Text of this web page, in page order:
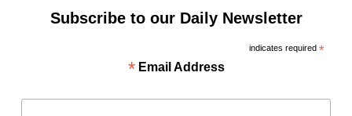
Subscribe to our Daily Newsletter
*
Email Address
*